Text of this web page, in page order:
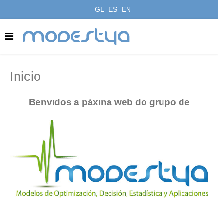
GL ES EN
modestya
Inicio
Benvidos a páxina web do grupo de